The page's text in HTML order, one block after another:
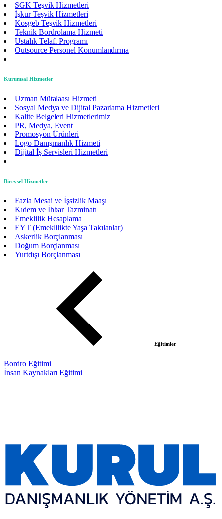
SGK Teşvik Hizmetleri
İşkur Teşvik Hizmetleri
Kosgeb Teşvik Hizmetleri
Teknik Bordrolama Hizmeti
Ustalık Telafi Programı
Outsource Personel Konumlandırma
Kurumsal Hizmetler
Uzman Mütalaası Hizmeti
Sosyal Medya ve Dijital Pazarlama Hizmetleri
Kalite Belgeleri Hizmetlerimiz
PR, Medya, Event
Promosyon Ürünleri
Logo Danışmanlık Hizmeti
Dijital İş Servisleri Hizmetleri
Bireysel Hizmetler
Fazla Mesai ve İşsizlik Maaşı
Kıdem ve İhbar Tazminatı
Emeklilik Hesaplama
EYT (Emeklilikte Yaşa Takılanlar)
Askerlik Borçlanması
Doğum Borçlanması
Yurtdışı Borçlanması
Eğitimler
Bordro Eğitimi
İnsan Kaynakları Eğitimi